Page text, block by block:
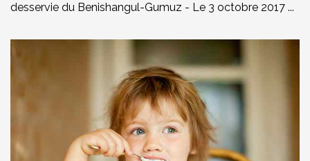
desservie du Benishangul-Gumuz - Le 3 octobre 2017 ...